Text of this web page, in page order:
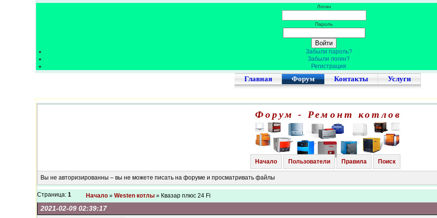
Логин
Пароль
Забыли пароль?
Забыли логин?
Регистрация
Главная Форум Контакты Услуги
Форум - Ремонт котлов
Начало Пользователи Правила Поиск
Вы не авторизированны – вы не можете писать на форуме и просматривать файлы
Страница: 1 Начало » Westen котлы » Квазар плюс 24 Fi
2021-02-09 02:39:17